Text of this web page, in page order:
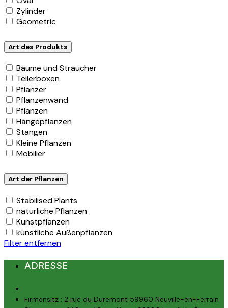
Zylinder
Geometric
Art des Produkts
Bäume und Sträucher
Teilerboxen
Pflanzer
Pflanzenwand
Pflanzen
Hängepflanzen
Stangen
Kleine Pflanzen
Mobilier
Art der Pflanzen
Stabilised Plants
natürliche Pflanzen
Kunstpflanzen
künstliche Außenpflanzen
Filter entfernen
ADRESSE
Firmensitz : 2 rue du Duremont 59960 Neuville-en-Ferrain